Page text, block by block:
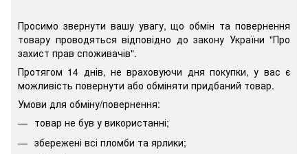
Просимо звернути вашу увагу, що обмін та повернення
товару проводяться відповідно до закону України "Про
захист прав споживачів".
Протягом 14 днів, не враховуючи дня покупки, у вас є
можливість повернути або обміняти придбаний товар.
Умови для обміну/повернення:
товар не був у використанні;
збережені всі пломби та ярлики;